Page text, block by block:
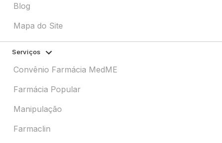
Blog
Mapa do Site
Serviços
Convênio Farmácia MedME
Farmácia Popular
Manipulação
Farmaclin